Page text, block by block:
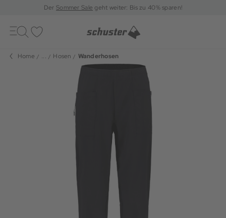
DerSommer Sale geht weiter: Bis zu 40% sparen!
Toggle
navigation
Home ... Hosen Wanderhosen